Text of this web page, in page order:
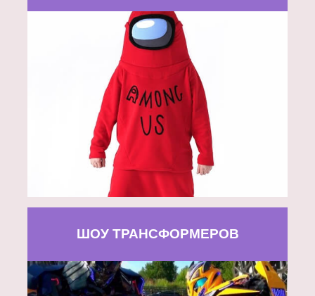
ШОУ ТРАНСФОРМЕРОВ